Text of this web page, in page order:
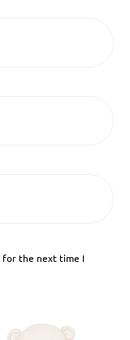
for the next time I